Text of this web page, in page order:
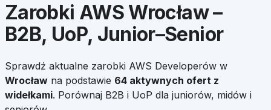
Zarobki AWSWrocław–
B2B, UoP, Junior–Senior
Sprawdź aktualne zarobki AWS Developerów w
Wrocław na podstawie 64 aktywnych ofert z
widełkami. Porównaj B2B i UoP dla juniorów, midów i